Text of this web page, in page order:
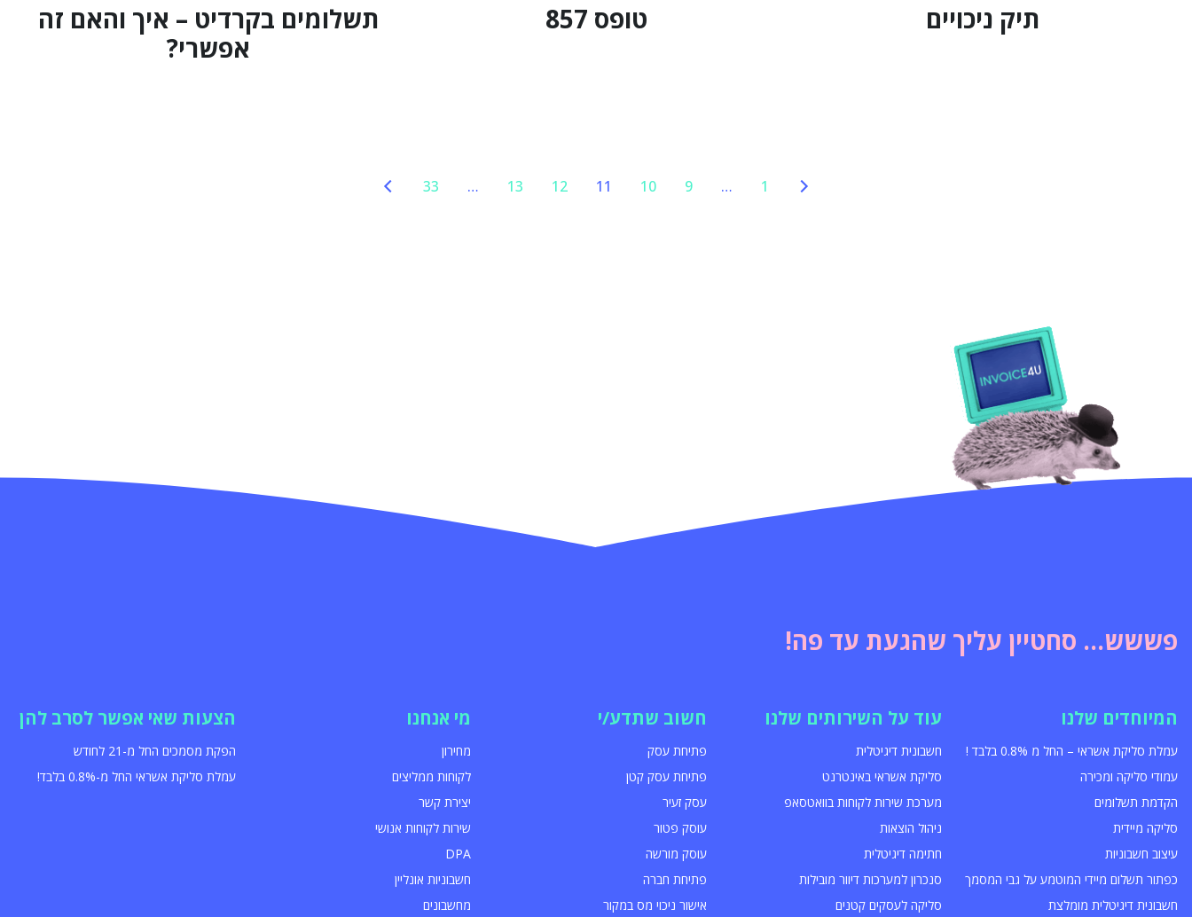
תיק ניכויים טופס 857
תשלומים בקרדיט – איך והאם זה
אפשרי?
1
…
9
10
11
12
13
…
33
פששש... סחטיין עליך שהגעת עד פה!
המיוחדים שלנו
עמלת סליקת אשראי – החל מ 0.8% בלבד !
עמודי סליקה ומכירה
הקדמת תשלומים
סליקה מיידית
עיצוב חשבוניות
כפתור תשלום מיידי המוטמע על גבי המסמך
חשבונית דיגיטלית מומלצת
עוד על השירותים שלנו
חשבונית דיגיטלית
סליקת אשראי באינטרנט
מערכת שירות לקוחות בוואטסאפ
ניהול הוצאות
חתימה דיגיטלית
סנכרון למערכות דיוור מובילות
סליקה לעסקים קטנים
חשוב שתדע/י
פתיחת עסק
פתיחת עסק קטן
עסק זעיר
עוסק פטור
עוסק מורשה
פתיחת חברה
אישור ניכוי מס במקור
מי אנחנו
מחירון
לקוחות ממליצים
יצירת קשר
שירות לקוחות אנושי
DPA
חשבוניות אונליין
מחשבונים
הצעות שאי אפשר לסרב להן
הפקת מסמכים החל מ-21 לחודש
עמלת סליקת אשראי החל מ-0.8% בלבד!